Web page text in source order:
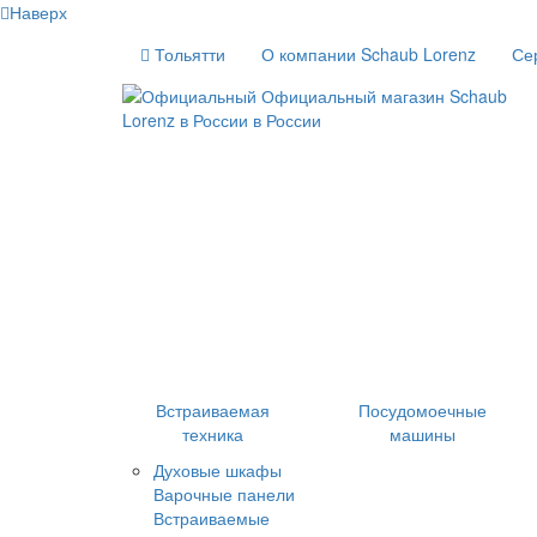
Наверх
Тольятти
О компании Schaub Lorenz
Встраиваемая
техника
Духовые шкафы
Варочные панели
Встраиваемые
Посудомоечные
машины